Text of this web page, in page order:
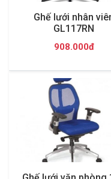
Ghế lưới nhân
GL117RN
908.000đ